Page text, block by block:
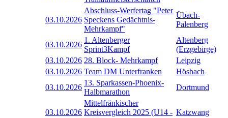
03.10.2026
Abschluss-Werfertag "Peter
Speckens Gedächtnis-
Mehrkampf"
Übach-
Palenberg
03.10.2026
1. Altenberger
Sprint3Kampf
Altenberg
(Erzgebirge)
03.10.2026 28. Block- Mehrkampf
Leipzig
03.10.2026 Team DM Unterfranken
Hösbach
03.10.2026
13. Sparkassen-Phoenix-
Halbmarathon
Dortmund
03.10.2026
Mittelfränkischer
Kreisvergleich 2025 (U14 - Katzwang